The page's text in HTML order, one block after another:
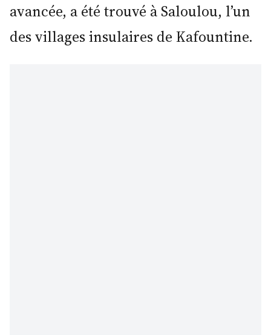
avancée, a été trouvé à Saloulou, l’un
des villages insulaires de Kafountine.